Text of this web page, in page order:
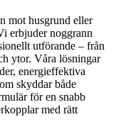
mot husgrund eller
erbjuder noggrann
utförande – från
ytor. Våra lösningar
energieffektiva
skyddar både
för en snabb
med rätt